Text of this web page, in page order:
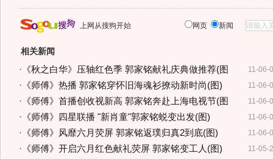
上网从搜狗开始 网页 新闻
相关新闻
11-06-
· 《秋之白华》压轴红色季 郭家铭献礼庆典做推荐(图
11-06-
· 《师傅》热播 郭家铭穿怀旧海魂衫撩动新时尚(图)
11-06-
· 《师傅》首播创收视新高 郭家铭奔赴上海电视节(图
11-06-
· 《师傅》四星联播 "新肖童"郭家铭蜕变出发(图)
11-06-
· 《师傅》风靡六月荧屏 郭家铭返璞归真2到底(图)
11-05-
· 《师傅》开启六月红色献礼荧屏 郭家铭变工人(图)